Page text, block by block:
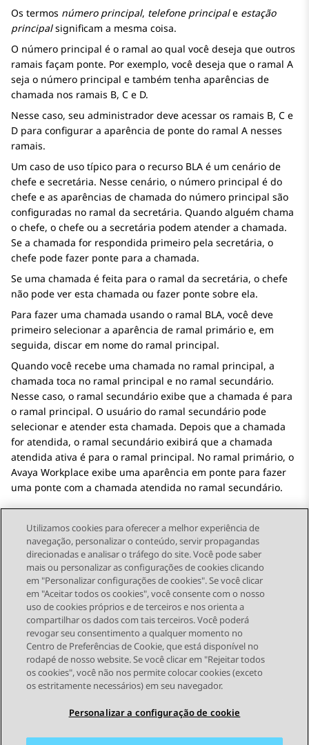
Os termos número principal, telefone principale estação
principalsignificam a mesma coisa.
O número principal é o ramal ao qual você deseja que outros
ramais façam ponte. Por exemplo, você deseja que o ramal A
seja o número principal e também tenha aparências de
chamada nos ramais B, C e D.
Nesse caso, seu administrador deve acessar os ramais B, C e
D para configurar a aparência de ponte do ramal A nesses
ramais.
Um caso de uso típico para o recurso BLA é um cenário de
chefe e secretária. Nesse cenário, o número principal é do
chefe e as aparências de chamada do número principal são
configuradas no ramal da secretária. Quando alguém chama
o chefe, o chefe ou a secretária podem atender a chamada.
Se a chamada for respondida primeiro pela secretária, o
chefe pode fazer ponte para a chamada.
Se uma chamada é feita para o ramal da secretária, o chefe
não pode ver esta chamada ou fazer ponte sobre ela.
Para fazer uma chamada usando o ramal BLA, você deve
primeiro selecionar a aparência de ramal primário e, em
seguida, discar em nome do ramal principal.
Quando você recebe uma chamada no ramal principal, a
chamada toca no ramal principal e no ramal secundário.
Nesse caso, o ramal secundário exibe que a chamada é para
o ramal principal. O usuário do ramal secundário pode
selecionar e atender esta chamada. Depois que a chamada
for atendida, o ramal secundário exibirá que a chamada
atendida ativa é para o ramal principal. No ramal primário, o
Avaya Workplace exibe uma aparência em ponte para fazer
uma ponte com a chamada atendida no ramal secundário.
Send Feedback
Topic navigation
Tópico anterior Próximo tópico
STAY CONNECTED
Utilizamos cookies para oferecer a melhor experiência de
navegação, personalizar o conteúdo, servir propagandas
direcionadas e analisar o tráfego do site. Você pode saber
mais ou personalizar as configurações de cookies clicando
em "Personalizar configurações de cookies". Se você clicar
em "Aceitar todos os cookies", você consente com o nosso
uso de cookies próprios e de terceiros e nos orienta a
compartilhar os dados com tais terceiros. Você poderá
revogar seu consentimento a qualquer momento no
Centro de Preferências de Cookie, que está disponível no
rodapé de nosso website. Se você clicar em "Rejeitar todos
os cookies", você não nos permite colocar cookies (exceto
os estritamente necessários) em seu navegador.
Personalizar a configuração de cookie